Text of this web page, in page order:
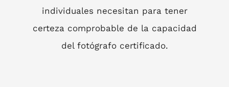
individuales necesitan para tener
certeza comprobable de la capacidad
del fotógrafo certificado.